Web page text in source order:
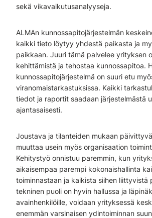
sekä vikavaikutusanalyyseja.
ALMAn kunnossapitojärjestelmän
kaikki tieto löytyy yhdestä paikasta ja
paikkaan. Juuri tämä palvelee yrityksen
kehittämistä ja tehostaa kunnossapitoa.
kunnossapitojärjestelmä on suuri etu
viranomaistarkastuksissa. Kaikki
tiedot ja raportit saadaan järjestelmästä
ajantasaisesti.
Joustava ja tilanteiden mukaan
muuttaa usein myös organisaation
Kehitystyö onnistuu paremmin, kun
aikaisempaa parempi kokonaishallinta
toiminnastaan ja kaikista siihen liittyvistä
tekninen puoli on hyvin hallussa ja
avainhenkilöille, voidaan yrityksessä
enemmän varsinaisen ydintoiminnan